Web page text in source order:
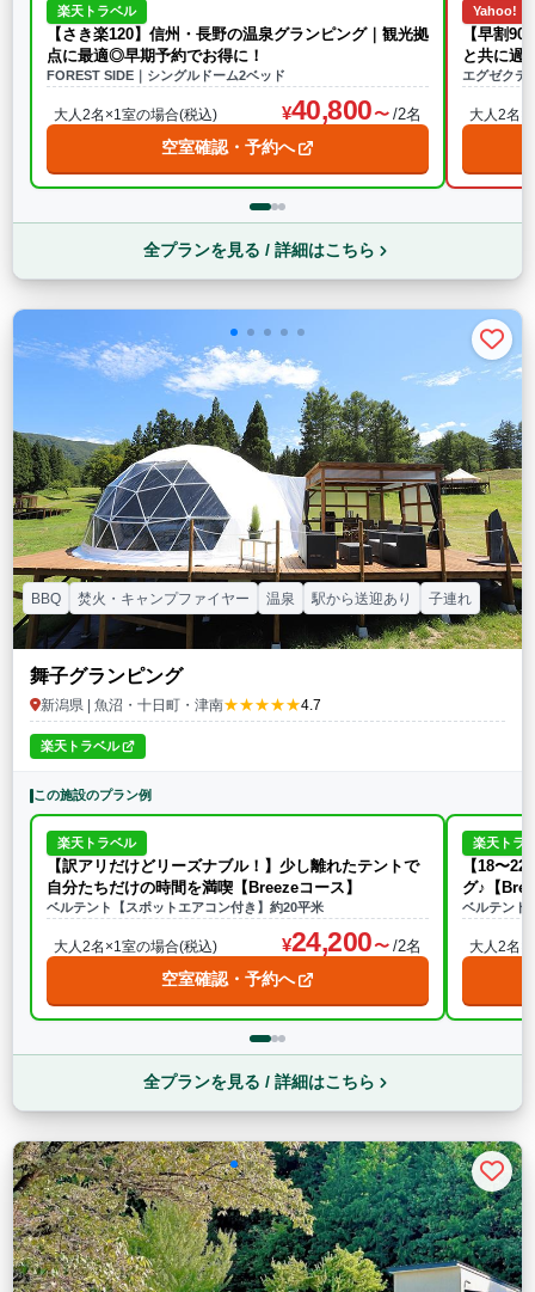
楽天トラベル
【さき楽120】信州・長野の温泉グランピング｜観光拠
点に最適◎早期予約でお得に！
FOREST SIDE｜シングルドーム2ベッド
大人2名×1室の場合(税込) 40,800 /2名
空室確認・予約へ
Yahoo!ト
【早割
と共に過
エグゼクテ
大人2名
全プランを見る / 詳細はこちら
舞子グランピング
新潟県 | 魚沼・十日町・津南★★★★★4.7
BBQ 焚火・キャンプファイヤー 温泉 駅から送迎あり 子連れ
楽天トラベル
この施設のプラン例
楽天トラベル
【訳アリだけどリーズナブル！】少し離れたテントで
自分たちだけの時間を満喫【Breezeコース】
ベルテント【スポットエアコン付き】約20平米
大人2名×1室の場合(税込) 24,200 /2名
空室確認・予約へ
楽天トラ
【18〜
グ♪【
ベルテント
大人2名
全プランを見る / 詳細はこちら